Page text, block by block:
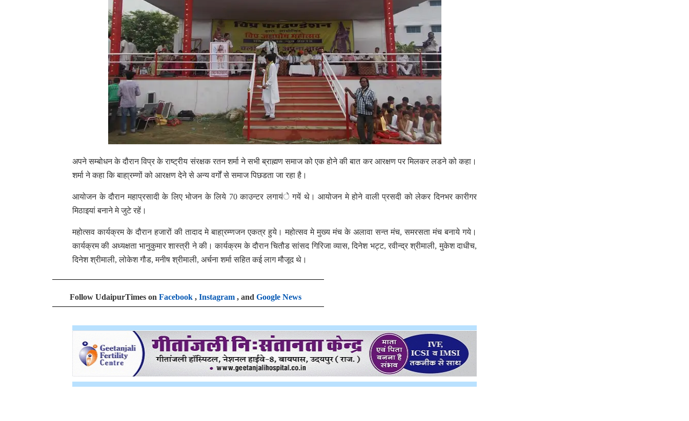
अपने सम्बोधन के दौरान विप्र के राष्ट्रीय संरक्षक रतन शर्मा ने सभी ब्राह्मण समाज को एक होने की बात कर आरक्षण पर मिलकर लडने को कहा।
शर्मा ने कहा कि बाहा्रम्णों को आरक्षण देने से अन्य वर्गों से समाज पिछडता जा रहा है।
आयोजन के दौरान महाप्रसादी के लिए भोजन के लिये 70 काउन्टर लगायंे गयें थे। आयोजन मे होने वाली प्रसदी को लेकर दिनभर कारीगर
मिठाइयां बनाने मे जुटे रहें।
महोत्सव कार्यक्रम के दौरान हजारों की तादाद मे बाहा्रम्णजन एकत्र हुये। महोत्सव मे मुख्य मंच के अलावा सन्त मंच, समरसता मंच बनाये गये।
कार्यक्रम की अध्यक्षता भानुकुमार शास्त्री ने की। कार्यक्रम के दौरान चितौड सांसद गिरिजा व्यास, दिनेश भट्ट, रवीन्द्र श्रीमाली, मुकेश दाधीच,
दिनेश श्रीमाली, लोकेश गौड, मनीष श्रीमाली, अर्चना शर्मा सहित कई लाग मौजूद थे।
Follow UdaipurTimes on Facebook , Instagram , and Google News